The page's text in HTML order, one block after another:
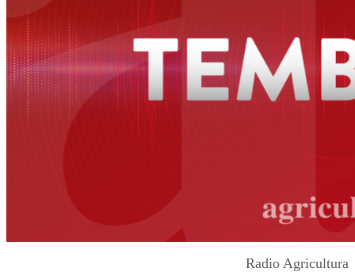
Radio Agricultura